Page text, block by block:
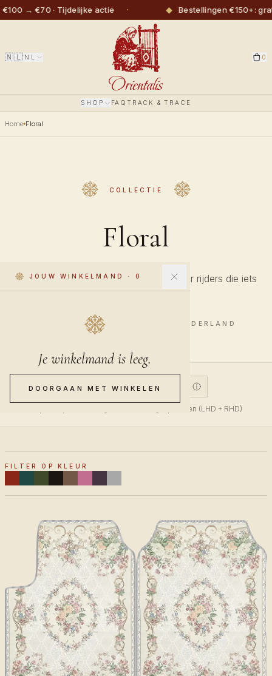
→ €70 · Tijdelijke actie Bestellingen €150+:
🇳🇱 NL 0
SHOP FAQTRACK & TRACE
JOUW WINKELMAND · 0
Je winkelmand is leeg.
DOORGAAN MET WINKELEN
Home Floral
COLLECTIE
Floral
Bloemmotieven in een lichter palet. Voor rijders die iets
zachter willen.
4 STUKS · HANDGEMAAKT IN NEDERLAND
V1 V2 CUSTOM
V1 past bij bovenaan gemonteerde gaspedalen (LHD + RHD)
FILTER OP KLEUR